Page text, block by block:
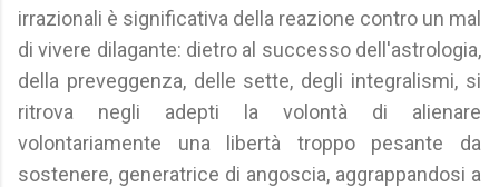
irrazionali è significativa della reazione contro un mal
di vivere dilagante: dietro al successo dell'astrologia,
della preveggenza, delle sette, degli integralismi, si
ritrova negli adepti la volontà di alienare
volontariamente una libertà troppo pesante da
sostenere, generatrice di angoscia, aggrappandosi a